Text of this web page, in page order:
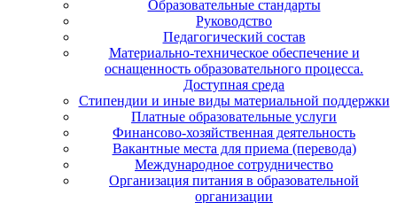
Образовательные стандарты
Руководство
Педагогический состав
Материально-техническое обеспечение и
оснащенность образовательного процесса.
Доступная среда
Стипендии и иные виды материальной поддержки
Платные образовательные услуги
Финансово-хозяйственная деятельность
Вакантные места для приема (перевода)
Международное сотрудничество
Организация питания в образовательной
организации